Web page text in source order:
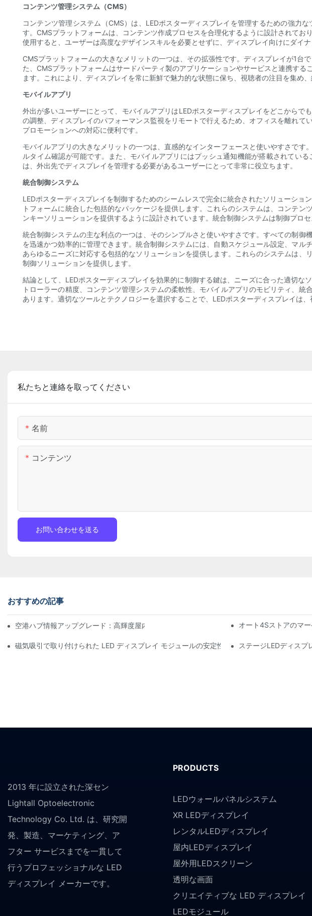
コンテンツ管理システム（CMS）
コンテンツ管理システム（CMS）は、LEDポスターディスプレイを管理するための強力
す。CMSプラットフォームは、コンテンツ作成プロセスを合理化するように設計されて
使用すると、ユーザーは高度なデザインスキルを必要とせずに、ディスプレイ向けにダイ
CMSプラットフォームの大きなメリットの一つは、その拡張性です。ディスプレイが1
た、CMSプラットフォームはサードパーティ製のアプリケーションやサービスと連携す
ます。これにより、ディスプレイを常に新鮮で魅力的な状態に保ち、視聴者の注目を集め、
モバイルアプリ
外出が多いユーザーにとって、モバイルアプリはLEDポスターディスプレイをどこから
の調整、ディスプレイのパフォーマンス監視をリモートで行えるため、オフィスを離れ
プロモーションへの対応に便利です。
モバイルアプリの大きなメリットの一つは、直感的なインターフェースと使いやすさで
ルタイム確認が可能です。また、モバイルアプリにはプッシュ通知機能が搭載されてい
は、外出先でディスプレイを管理する必要があるユーザーにとって非常に役立ちます。
統合制御システム
LEDポスターディスプレイを制御するためのシームレスで完全に統合されたソリューシ
トフォームに統合した包括的なパッケージを提供します。これらのシステムは、コンテ
ンキーソリューションを提供するように設計されています。統合制御システムは制御プロ
統合制御システムの主な利点の一つは、そのシンプルさと使いやすさです。すべての制
を迅速かつ効率的に管理できます。統合制御システムには、自動スケジュール設定、マ
あらゆるニーズに対応する包括的なソリューションを提供します。これらのシステムは
制御ソリューションを提供します。
結論として、LEDポスターディスプレイを効果的に制御する鍵は、ニーズに合った適切
トローラーの精度、コンテンツ管理システムの柔軟性、モバイルアプリのモビリティ、
あります。適切なツールとテクノロジーを選択することで、LEDポスターディスプレイは
私たちと連絡を取ってください
名前
コンテンツ
お問い合わせを送る
おすすめの記事
空港ハブ情報アップグレード：高輝度屋内LEDスクリーン向け飛行動力警告システム
オート4Sストアのマ
磁気吸引で取り付けられた LED ディスプレイ モジュールの安定性はどの程度ですか?
ステージLEDディスプ
2013 年に設立された深セン
Lightall Optoelectronic
Technology Co. Ltd. は、研究開
発、製造、マーケティング、ア
フター サービスまでを一貫して
行うプロフェッショナルな LED
ディスプレイ メーカーです。
PRODUCTS
LEDウォールパネルシステム
XR LEDディスプレイ
レンタルLEDディスプレイ
屋内LEDディスプレイ
屋外用LEDスクリーン
透明な画面
クリエイティブな LED ディスプレイ
LEDモジュール